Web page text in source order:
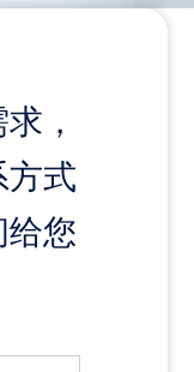
，
方式
给您